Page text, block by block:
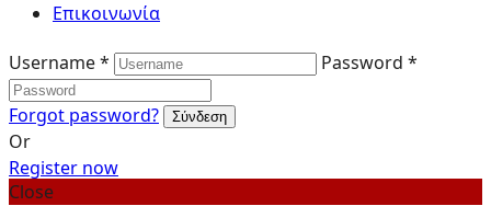
Επικοινωνία
Username * Password *
Forgot password?
Or
Register now
Close